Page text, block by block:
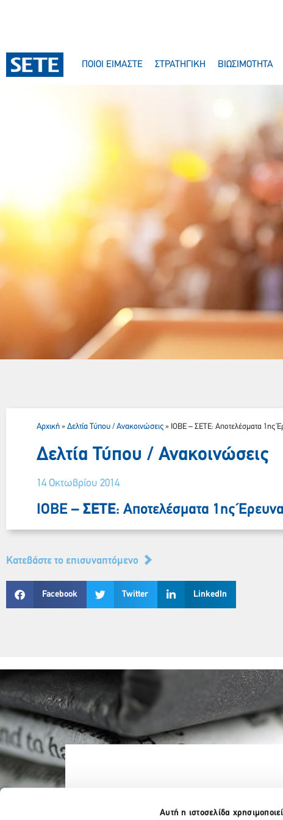
Αυτή η ιστοσελίδα
ΠΟΙΟΙ ΕΙΜΑΣΤΕ ΣΤΡΑΤΗΓΙΚΗ ΒΙΩΣΙΜΟΤΗΤΑ
Αρχική » Δελτία Τύπου / Ανακοινώσεις » ΙΟΒΕ – ΣΕΤΕ: Αποτελέσματα 1ης
Δελτία Τύπου / Ανακοινώσεις
14 Οκτωβρίου 2014
ΙΟΒΕ – ΣΕΤΕ: Αποτελέσματα 1ης
Κατεβάστε το επισυναπτόμενο
Facebook Twitter LinkedIn